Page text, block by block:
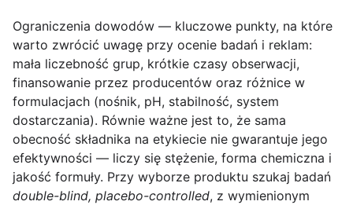
Ograniczenia dowodów — kluczowe punkty, na które
warto zwrócić uwagę przy ocenie badań i reklam:
mała liczebność grup, krótkie czasy obserwacji,
finansowanie przez producentów oraz różnice w
formulacjach (nośnik, pH, stabilność, system
dostarczania). Równie ważne jest to, że sama
obecność składnika na etykiecie nie gwarantuje jego
efektywności — liczy się stężenie, forma chemiczna i
jakość formuły. Przy wyborze produktu szukaj badań
double-blind, placebo-controlled, z wymienionym